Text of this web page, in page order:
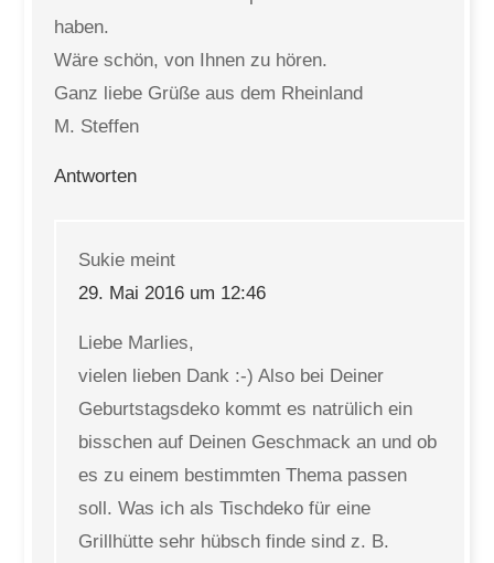
haben.
Wäre schön, von Ihnen zu hören.
Ganz liebe Grüße aus dem Rheinland
M. Steffen
Antworten
Sukie meint
29. Mai 2016 um 12:46
Liebe Marlies,
vielen lieben Dank :-) Also bei Deiner
Geburtstagsdeko kommt es natrülich ein
bisschen auf Deinen Geschmack an und ob
es zu einem bestimmten Thema passen
soll. Was ich als Tischdeko für eine
Grillhütte sehr hübsch finde sind z. B.